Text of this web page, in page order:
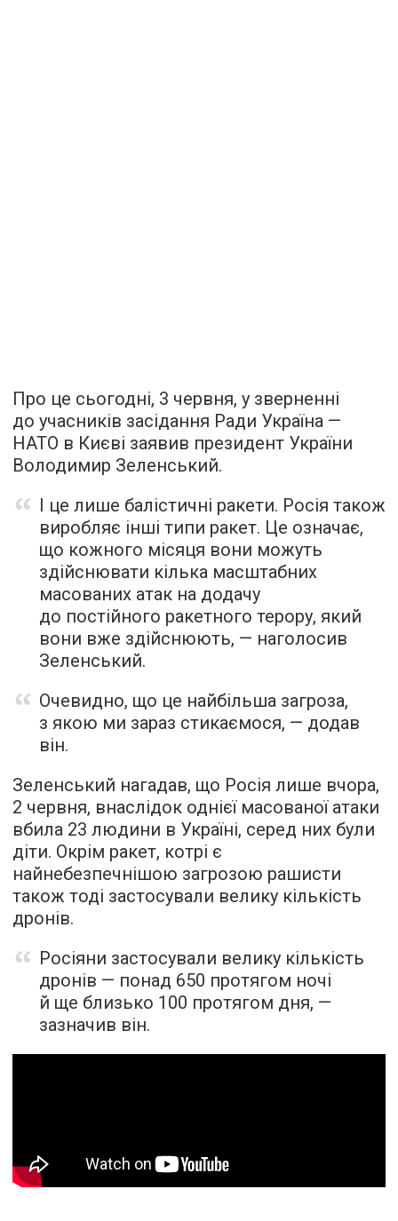
Про це сьогодні, 3 червня, у зверненні
до учасників засідання Ради Україна —
НАТО в Києві заявив президент України
Володимир Зеленський.
І це лише балістичні ракети. Росія також
виробляє інші типи ракет. Це означає,
що кожного місяця вони можуть
здійснювати кілька масштабних
масованих атак на додачу
до постійного ракетного терору, який
вони вже здійснюють, — наголосив
Зеленський.
Очевидно, що це найбільша загроза,
з якою ми зараз стикаємося, — додав
він.
Зеленський нагадав, що Росія лише вчора,
2 червня, внаслідок однієї масованої атаки
вбила 23 людини в Україні, серед них були
діти. Окрім ракет, котрі є
найнебезпечнішою загрозою рашисти
також тоді застосували велику кількість
дронів.
Росіяни застосували велику кількість
дронів — понад 650 протягом ночі
й ще близько 100 протягом дня, —
зазначив він.